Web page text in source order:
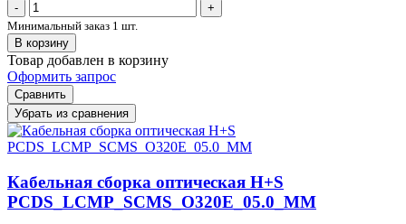
-
+
Минимальный заказ 1 шт.
В корзину
Товар добавлен в корзину
Оформить запрос
Сравнить
Убрать из сравнения
Кабельная сборка оптическая H+S
PCDS_LCMP_SCMS_O320E_05.0_MM